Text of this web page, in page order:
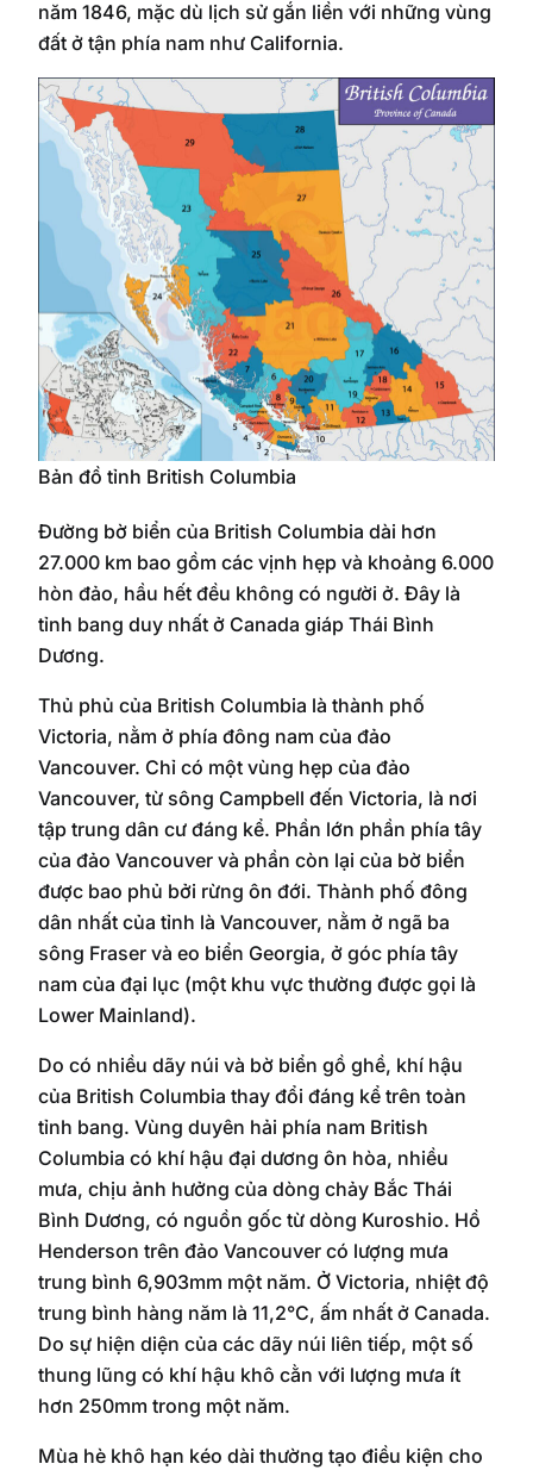
năm 1846, mặc dù lịch sử gắn liền với những vùng
đất ở tận phía nam như California.
Bản đồ tỉnh British Columbia
Đường bờ biển của British Columbia dài hơn
27.000 km bao gồm các vịnh hẹp và khoảng 6.000
hòn đảo, hầu hết đều không có người ở. Đây là
tỉnh bang duy nhất ở Canada giáp Thái Bình
Dương.
Thủ phủ của British Columbia là thành phố
Victoria, nằm ở phía đông nam của đảo
Vancouver. Chỉ có một vùng hẹp của đảo
Vancouver, từ sông Campbell đến Victoria, là nơi
tập trung dân cư đáng kể. Phần lớn phần phía tây
của đảo Vancouver và phần còn lại của bờ biển
được bao phủ bởi rừng ôn đới. Thành phố đông
dân nhất của tỉnh là Vancouver, nằm ở ngã ba
sông Fraser và eo biển Georgia, ở góc phía tây
nam của đại lục (một khu vực thường được gọi là
Lower Mainland).
Do có nhiều dãy núi và bờ biển gồ ghề, khí hậu
của British Columbia thay đổi đáng kể trên toàn
tỉnh bang. Vùng duyên hải phía nam British
Columbia có khí hậu đại dương ôn hòa, nhiều
mưa, chịu ảnh hưởng của dòng chảy Bắc Thái
Bình Dương, có nguồn gốc từ dòng Kuroshio. Hồ
Henderson trên đảo Vancouver có lượng mưa
trung bình 6,903mm một năm. Ở Victoria, nhiệt độ
trung bình hàng năm là 11,2°C, ấm nhất ở Canada.
Do sự hiện diện của các dãy núi liên tiếp, một số
thung lũng có khí hậu khô cằn với lượng mưa ít
hơn 250mm trong một năm.
Mùa hè khô hạn kéo dài thường tạo điều kiện cho